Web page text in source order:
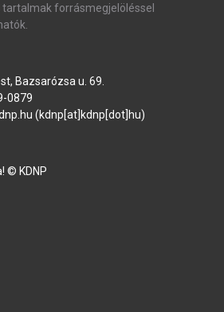
forrásmegjelöléssel
Bazsarózsa u. 69.
0879
hu (kdnp[at]kdnp[dot]hu)
© KDNP